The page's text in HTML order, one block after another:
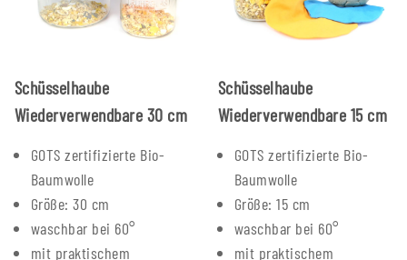
Schüsselhaube
Wiederverwendbare 30 cm
GOTS zertifizierte Bio-
Baumwolle
Größe: 30 cm
waschbar bei 60°
mit praktischem
Schüsselhaube
Wiederverwendbare 15 cm
GOTS zertifizierte Bio-
Baumwolle
Größe: 15 cm
waschbar bei 60°
mit praktischem